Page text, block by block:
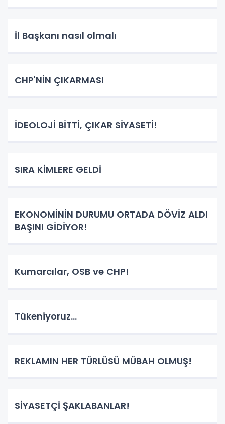
İl Başkanı nasıl olmalı
CHP'NİN ÇIKARMASI
İDEOLOJİ BİTTİ, ÇIKAR SİYASETİ!
SIRA KİMLERE GELDİ
EKONOMİNİN DURUMU ORTADA DÖVİZ ALDI
BAŞINI GİDİYOR!
Kumarcılar, OSB ve CHP!
Tükeniyoruz...
REKLAMIN HER TÜRLÜSÜ MÜBAH OLMUŞ!
SİYASETÇİ ŞAKLABANLAR!